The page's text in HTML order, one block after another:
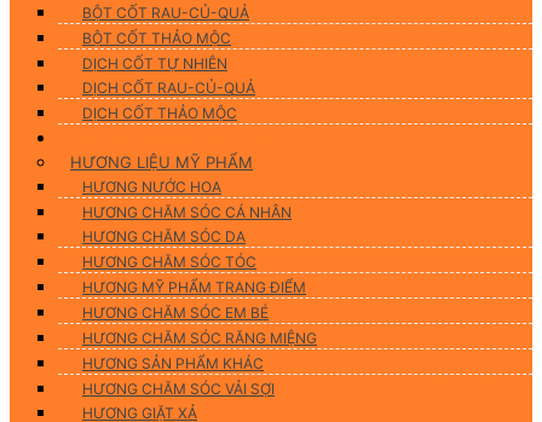
BỘT CỐT RAU-CỦ-QUẢ
BỘT CỐT THẢO MỘC
DỊCH CỐT TỰ NHIÊN
DỊCH CỐT RAU-CỦ-QUẢ
DỊCH CỐT THẢO MỘC
HƯƠNG LIỆU MỸ PHẨM
HƯƠNG NƯỚC HOA
HƯƠNG CHĂM SÓC CÁ NHÂN
HƯƠNG CHĂM SÓC DA
HƯƠNG CHĂM SÓC TÓC
HƯƠNG MỸ PHẨM TRANG ĐIỂM
HƯƠNG CHĂM SÓC EM BÉ
HƯƠNG CHĂM SÓC RĂNG MIỆNG
HƯƠNG SẢN PHẨM KHÁC
HƯƠNG CHĂM SÓC VẢI SỢI
HƯƠNG GIẶT XẢ